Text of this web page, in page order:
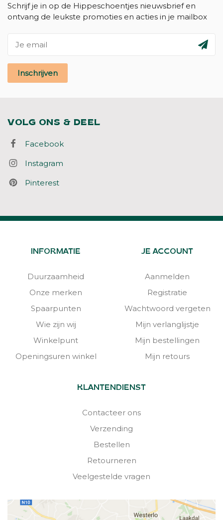
Schrijf je in op de Hippeschoentjes nieuwsbrief en
ontvang de leukste promoties en acties in je mailbox
Inschrijven
VOLG ONS & DEEL
Facebook
Instagram
Pinterest
INFORMATIE
Duurzaamheid
Onze merken
Spaarpunten
Wie zijn wij
Winkelpunt
Openingsuren winkel
JE ACCOUNT
Aanmelden
Registratie
Wachtwoord vergeten
Mijn verlanglijstje
Mijn bestellingen
Mijn retours
KLANTENDIENST
Contacteer ons
Verzending
Bestellen
Retourneren
Veelgestelde vragen